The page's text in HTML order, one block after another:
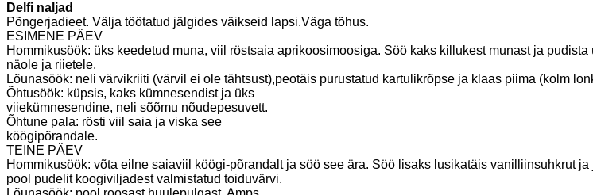
Delfi naljad
Põngerjadieet. Välja töötatud jälgides väikseid lapsi.Väga tõhus.
ESIMENE PÄEV
Hommikusöök: üks keedetud muna, viil röstsaia aprikoosimoosiga. Söö kaks killukest munast ja
näole ja riietele.
Lõunasöök: neli värvikriiti (värvil ei ole tähtsust),peotäis purustatud kartulikrõpse ja klaas piima (kolm
Õhtusöök: küpsis, kaks kümnesendist ja üks
viiekümnesendine, neli sõõmu nõudepesuvett.
Õhtune pala: rösti viil saia ja viska see
köögipõrandale.
TEINE PÄEV
Hommikusöök: võta eilne saiaviil köögi-põrandalt ja söö see ära. Söö lisaks lusikatäis vanilliinsuhkrut ja
pool pudelit koogiviljadest valmistatud toiduvärvi.